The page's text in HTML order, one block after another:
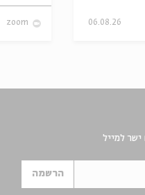
06.08.26
zoom
ישר למייל
הרשמה